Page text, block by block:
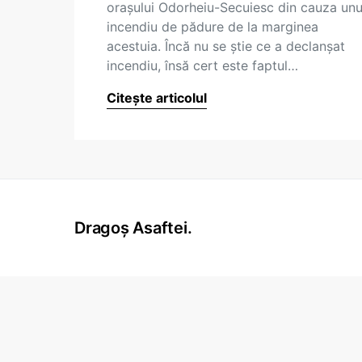
orașului Odorheiu-Secuiesc din cauza
incendiu de pădure de la marginea
acestuia. Încă nu se știe ce a declanșat
incendiu, însă cert este faptul…
Citește articolul
Dragoș Asaftei.